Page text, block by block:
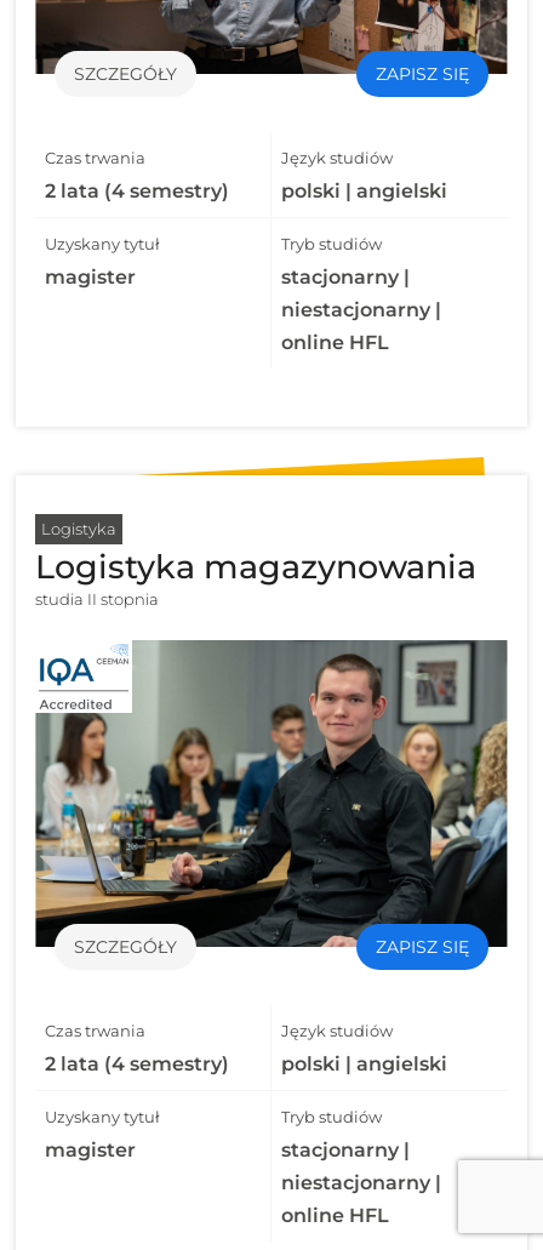
SZCZEGÓŁY ZAPISZ SIĘ
Czas trwania
2 lata (4 semestry)
Język studiów
polski | angielski
Uzyskany tytuł
magister
Tryb studiów
stacjonarny |
niestacjonarny |
online HFL
Logistyka
Logistyka magazynowania
studia II stopnia
SZCZEGÓŁY ZAPISZ SIĘ
Czas trwania
2 lata (4 semestry)
Język studiów
polski | angielski
Uzyskany tytuł
magister
Tryb studiów
stacjonarny |
niestacjonarny |
online HFL